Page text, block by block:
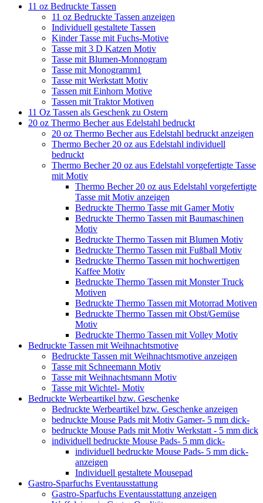
11 oz Bedruckte Tassen
11 oz Bedruckte Tassen anzeigen
Individuell gestaltete Tassen
Kinder Tasse mit Fuchs-Motive
Tasse mit 3 D Katzen Motiv
Tasse mit Blumen-Monnogram
Tasse mit Monogramm1
Tasse mit Werkstatt Motiv
Tassen mit Einhorn Motive
Tassen mit Traktor Motiven
11 Oz Tassen als Geschenk zu Ostern
20 oz Thermo Becher aus Edelstahl bedruckt
20 oz Thermo Becher aus Edelstahl bedruckt anzeigen
Thermo Becher 20 oz aus Edelstahl individuell
bedruckt
Thermo Becher 20 oz aus Edelstahl vorgefertigte Tasse
mit Motiv
Thermo Becher 20 oz aus Edelstahl vorgefertigte
Tasse mit Motiv anzeigen
Bedruckte Thermo Tasse mit Gamer Motiv
Bedruckte Thermo Tassen mit Baumaschinen
Motiv
Bedruckte Thermo Tassen mit Blumen Motiv
Bedruckte Thermo Tassen mit Fußball Motiv
Bedruckte Thermo Tassen mit hochwertigen
Kaffee Motiv
Bedruckte Thermo Tassen mit Monster Truck
Motiven
Bedruckte Thermo Tassen mit Motorrad Motiven
Bedruckte Thermo Tassen mit Obst/Gemüse
Motiv
Bedruckte Thermo Tassen mit Volley Motiv
Bedruckte Tassen mit Weihnachtsmotive
Bedruckte Tassen mit Weihnachtsmotive anzeigen
Tasse mit Schneemann Motiv
Tasse mit Weihnachtsmann Motiv
Tasse mit Wichtel- Motiv
Bedruckte Werbeartikel bzw. Geschenke
Bedruckte Werbeartikel bzw. Geschenke anzeigen
bedruckte Mouse Pads mit Motiv Gamer- 5 mm dick-
bedruckte Mouse Pads mit Motiv Werkstatt - 5 mm dick
individuell bedruckte Mouse Pads- 5 mm dick-
individuell bedruckte Mouse Pads- 5 mm dick-
anzeigen
Individuell gestaltete Mousepad
Gastro-Sparfuchs Eventausstattung
Gastro-Sparfuchs Eventausstattung anzeigen